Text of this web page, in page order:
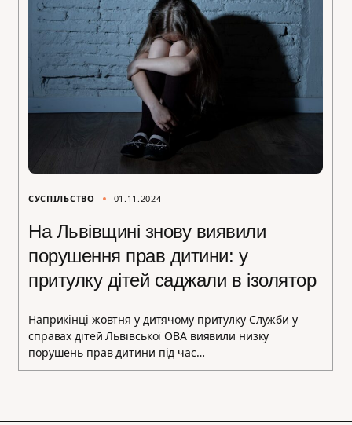
СУСПІЛЬСТВО 01.11.2024
На Львівщині знову виявили
порушення прав дитини: у
притулку дітей саджали в ізолятор
Наприкінці жовтня у дитячому притулку Служби у
справах дітей Львівської ОВА виявили низку
порушень прав дитини під час…